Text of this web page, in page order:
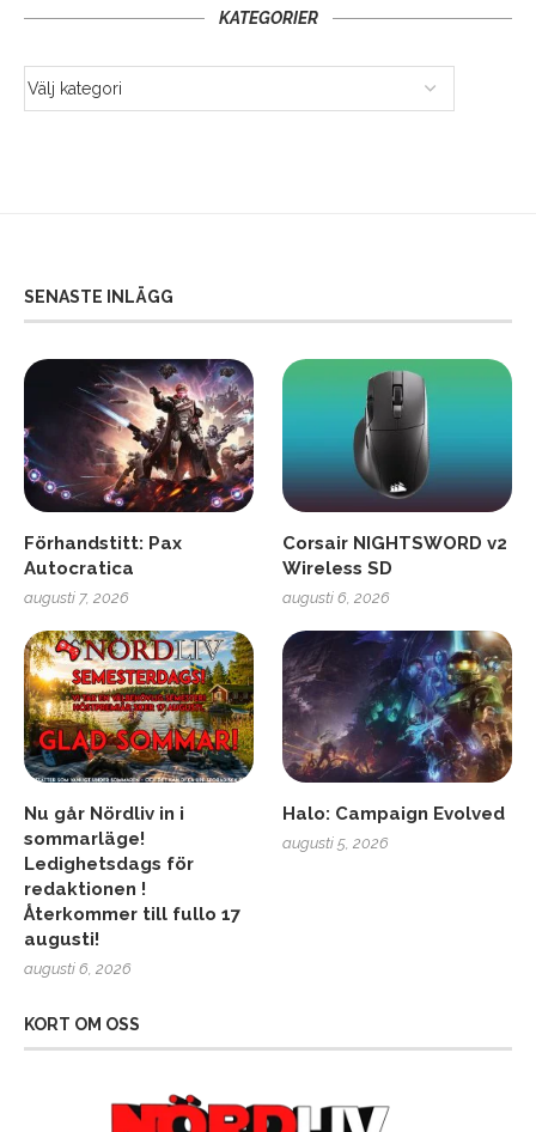
KATEGORIER
SENASTE INLÄGG
Förhandstitt: Pax
Autocratica
augusti 7, 2026
Corsair NIGHTSWORD v2
Wireless SD
augusti 6, 2026
Nu går Nördliv in i
sommarläge!
Ledighetsdags för
redaktionen !
Återkommer till fullo 17
augusti!
augusti 6, 2026
Halo: Campaign Evolved
augusti 5, 2026
KORT OM OSS